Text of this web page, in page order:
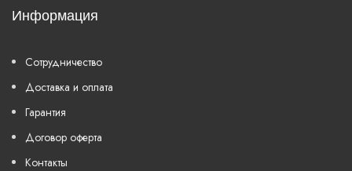
Информация
Сотрудничество
Доставка и оплата
Гарантия
Договор оферта
Контакты